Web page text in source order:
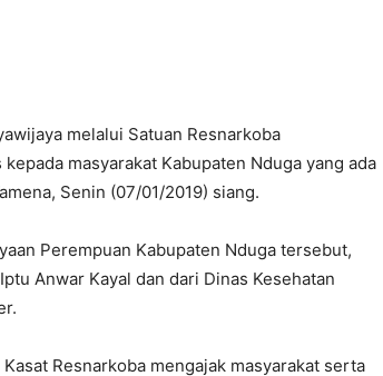
melalui Satuan Resnarkoba
masyarakat Kabupaten Nduga yang ada
Senin (07/01/2019) siang.
Perempuan Kabupaten Nduga tersebut,
Anwar Kayal dan dari Dinas Kesehatan
Resnarkoba mengajak masyarakat serta